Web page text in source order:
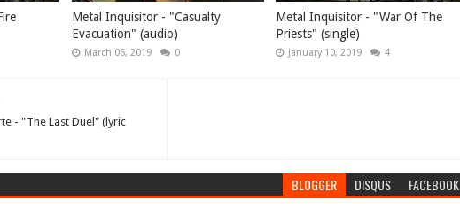
Metal Inquisitor - "Casualty
Evacuation" (audio)
March 06, 2019 0
Metal Inquisitor - "War Of The
Priests" (single)
January 10, 2019 4
- "The Last Duel" (lyric
BLOGGER DISQUS FACEBOOK